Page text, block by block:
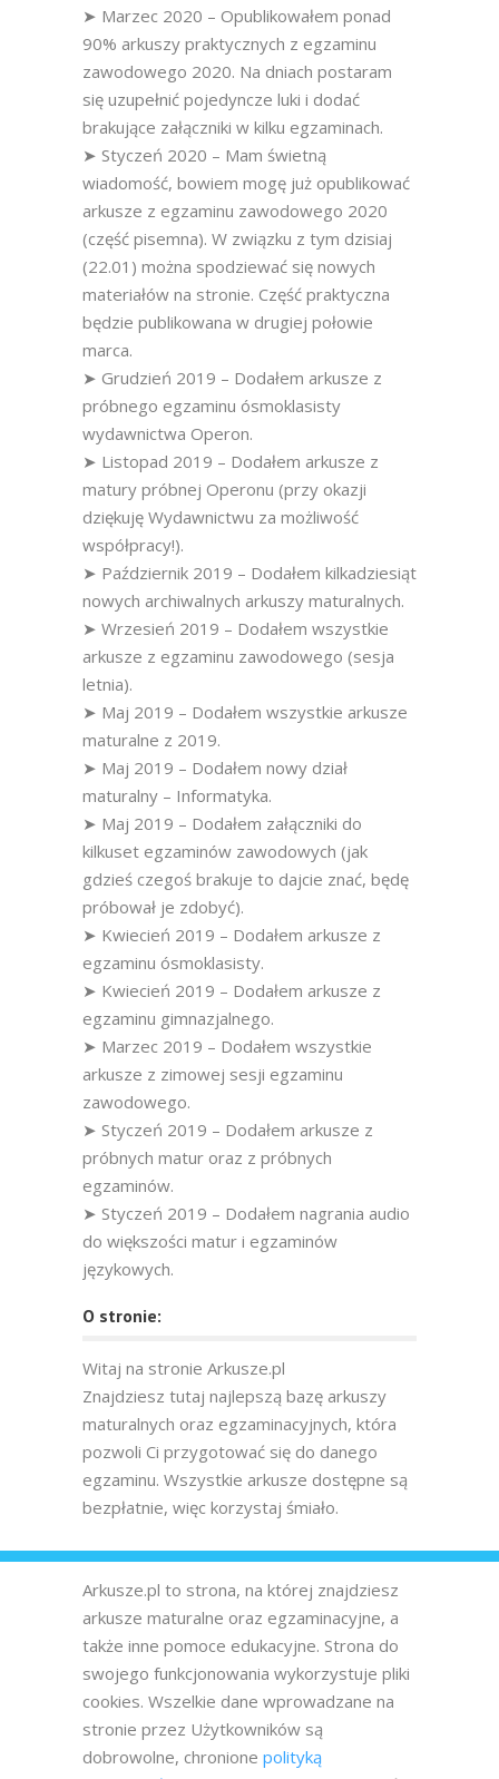
➤ Marzec 2020 – Opublikowałem ponad
90% arkuszy praktycznych z egzaminu
zawodowego 2020. Na dniach postaram
się uzupełnić pojedyncze luki i dodać
brakujące załączniki w kilku egzaminach.
➤ Styczeń 2020 – Mam świetną
wiadomość, bowiem mogę już opublikować
arkusze z egzaminu zawodowego 2020
(część pisemna). W związku z tym dzisiaj
(22.01) można spodziewać się nowych
materiałów na stronie. Część praktyczna
będzie publikowana w drugiej połowie
marca.
➤ Grudzień 2019 – Dodałem arkusze z
próbnego egzaminu ósmoklasisty
wydawnictwa Operon.
➤ Listopad 2019 – Dodałem arkusze z
matury próbnej Operonu (przy okazji
dziękuję Wydawnictwu za możliwość
współpracy!).
➤ Październik 2019 – Dodałem kilkadziesiąt
nowych archiwalnych arkuszy maturalnych.
➤ Wrzesień 2019 – Dodałem wszystkie
arkusze z egzaminu zawodowego (sesja
letnia).
➤ Maj 2019 – Dodałem wszystkie arkusze
maturalne z 2019.
➤ Maj 2019 – Dodałem nowy dział
maturalny – Informatyka.
➤ Maj 2019 – Dodałem załączniki do
kilkuset egzaminów zawodowych (jak
gdzieś czegoś brakuje to dajcie znać, będę
próbował je zdobyć).
➤ Kwiecień 2019 – Dodałem arkusze z
egzaminu ósmoklasisty.
➤ Kwiecień 2019 – Dodałem arkusze z
egzaminu gimnazjalnego.
➤ Marzec 2019 – Dodałem wszystkie
arkusze z zimowej sesji egzaminu
zawodowego.
➤ Styczeń 2019 – Dodałem arkusze z
próbnych matur oraz z próbnych
egzaminów.
➤ Styczeń 2019 – Dodałem nagrania audio
do większości matur i egzaminów
językowych.
O stronie:
Witaj na stronie Arkusze.pl
Znajdziesz tutaj najlepszą bazę arkuszy
maturalnych oraz egzaminacyjnych, która
pozwoli Ci przygotować się do danego
egzaminu. Wszystkie arkusze dostępne są
bezpłatnie, więc korzystaj śmiało.
Arkusze.pl to strona, na której znajdziesz
arkusze maturalne oraz egzaminacyjne, a
także inne pomoce edukacyjne. Strona do
swojego funkcjonowania wykorzystuje pliki
cookies. Wszelkie dane wprowadzane na
stronie przez Użytkowników są
dobrowolne, chronione polityką